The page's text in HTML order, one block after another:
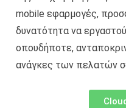
mobile εφαρμογές,
δυνατότητα να
οπουδήποτε,
ανάγκες των πελατών